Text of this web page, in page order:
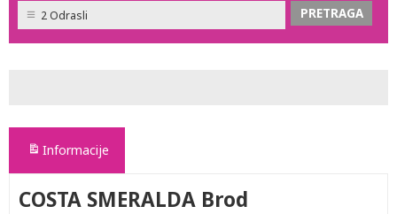
2 Odrasli
Informacije
COSTA SMERALDA Brod